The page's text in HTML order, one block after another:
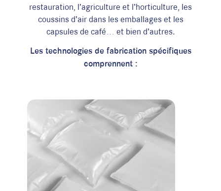
restauration, l’agriculture et l’horticulture, les
coussins d’air dans les emballages et les
capsules de café… et bien d’autres.
Les technologies de fabrication spécifiques
comprennent :